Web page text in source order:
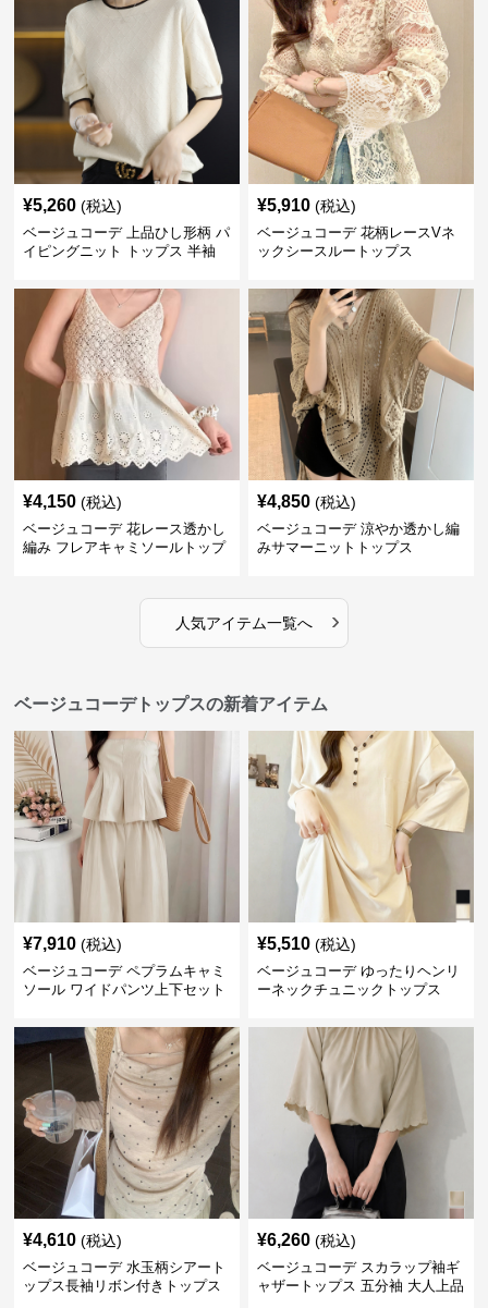
¥5,260 (税込)
ベージュコーデ 上品ひし形柄 パ
イピングニット トップス 半袖
¥5,910 (税込)
ベージュコーデ 花柄レースVネ
ックシースルートップス
¥4,150 (税込)
ベージュコーデ 花レース透かし
編み フレアキャミソールトップ
¥4,850 (税込)
ベージュコーデ 涼やか透かし編
みサマーニットトップス
人気アイテム一覧へ ›
ベージュコーデトップスの新着アイテム
¥7,910 (税込)
ベージュコーデ ペプラムキャミ
ソール ワイドパンツ上下セット
¥5,510 (税込)
ベージュコーデ ゆったりヘンリ
ーネックチュニックトップス
¥4,610 (税込)
ベージュコーデ 水玉柄シアート
ップス長袖リボン付きトップス
¥6,260 (税込)
ベージュコーデ スカラップ袖ギ
ャザートップス 五分袖 大人上品